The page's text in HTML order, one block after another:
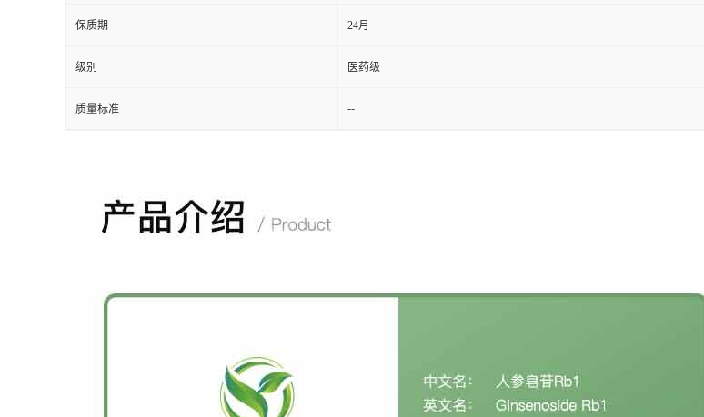
保质期 24月
级别 医药级
质量标准 --